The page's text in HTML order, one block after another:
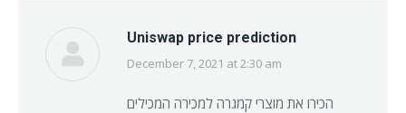
Uniswap price prediction
says:
December 7, 2021 at 2:30 am
הכירו את מוצרי קמגרה למכירה המכילים